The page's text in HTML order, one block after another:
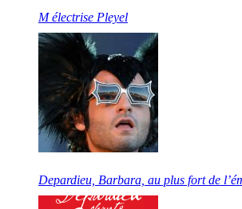
M électrise Pleyel
Depardieu, Barbara, au plus fort de